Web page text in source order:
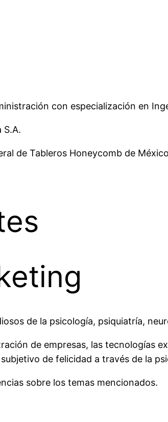
con especialización en
S.A.
de Tableros Honeycomb de
de la psicología, psiquiatría,
de empresas, las tecnologías
de felicidad a través de la
sobre los temas mencionados.